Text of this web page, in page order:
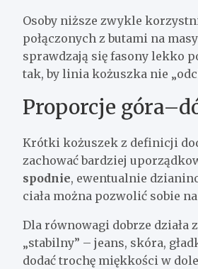
Osoby niższe zwykle
połączonych z butami na
sprawdzają się fasony lekko
tak, by linia kożuszka nie
Proporcje
Krótki kożuszek z definicji
zachować bardziej
spodnie, ewentualnie
ciała można pozwolić sobie
Dla równowagi dobrze działa
„stabilny” – jeans, skóra,
dodać trochę miękkości w